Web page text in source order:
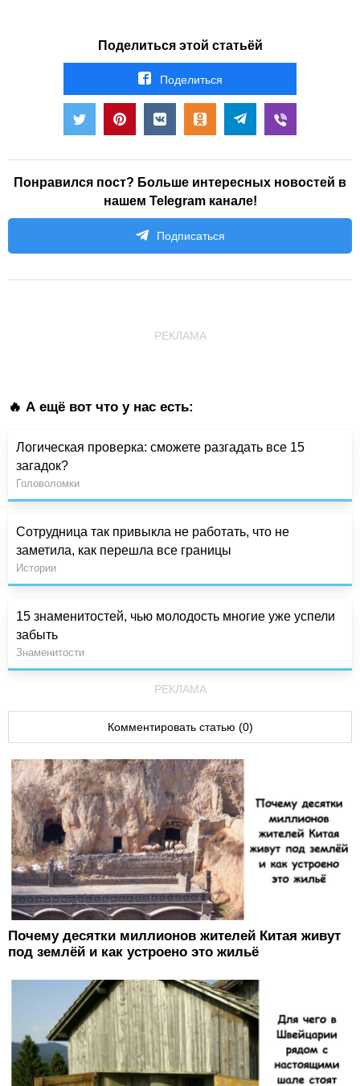
Поделиться этой статьёй
Поделиться
Понравился пост? Больше интересных новостей в
нашем Telegram канале!
Подписаться
РЕКЛАМА
🔥 А ещё вот что у нас есть:
Логическая проверка: сможете разгадать все 15
загадок?
Головоломки
Сотрудница так привыкла не работать, что не
заметила, как перешла все границы
Истории
15 знаменитостей, чью молодость многие уже успели
забыть
Знаменитости
РЕКЛАМА
Комментировать статью (0)
Почему десятки миллионов жителей Китая живут
под землёй и как устроено это жильё